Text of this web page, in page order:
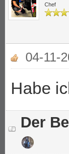
Chef
04-11-
Habe
Der